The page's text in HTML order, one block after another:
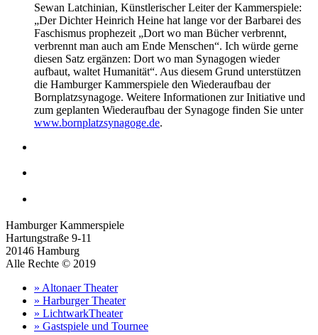
Sewan Latchinian, Künstlerischer Leiter der Kammerspiele:
„Der Dichter Heinrich Heine hat lange vor der Barbarei des
Faschismus prophezeit „Dort wo man Bücher verbrennt,
verbrennt man auch am Ende Menschen“. Ich würde gerne
diesen Satz ergänzen: Dort wo man Synagogen wieder
aufbaut, waltet Humanität“. Aus diesem Grund unterstützen
die Hamburger Kammerspiele den Wiederaufbau der
Bornplatzsynagoge. Weitere Informationen zur Initiative und
zum geplanten Wiederaufbau der Synagoge finden Sie unter
www.bornplatzsynagoge.de.
Hamburger Kammerspiele
Hartungstraße 9-11
20146 Hamburg
Alle Rechte © 2019
» Altonaer Theater
» Harburger Theater
» LichtwarkTheater
» Gastspiele und Tournee